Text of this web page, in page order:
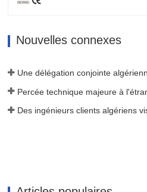
Par la
Nouvelles connexes